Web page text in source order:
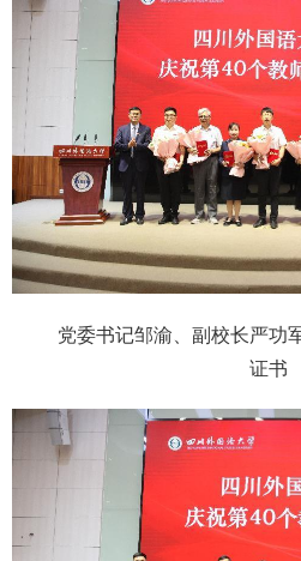
党委书记邹渝、副校长严功
证书